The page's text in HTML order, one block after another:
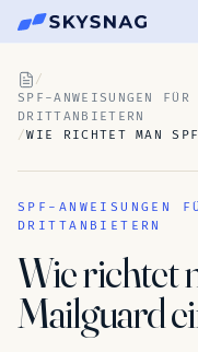
/
SPF-ANWEISUNGEN
DRITTANBIETERN
/WIE RICHTET MAN
SPF-ANWEISUNGEN
DRITTANBIETERN
Wie richtet
Mailguard